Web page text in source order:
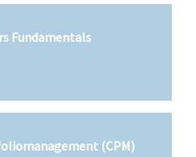
Fundamentals
(CPM)